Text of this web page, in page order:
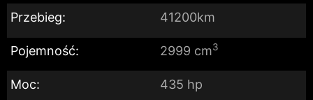
Przebieg: 41200km
Pojemność: 2999 cm3
Moc: 435 hp